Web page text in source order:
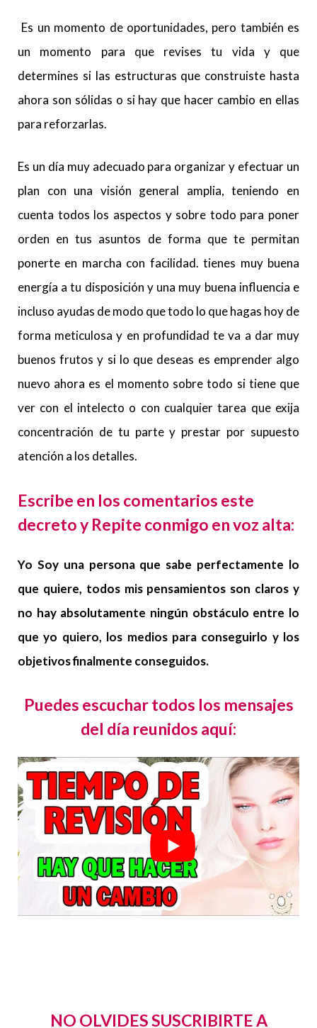
Es un momento de oportunidades, pero también es
un momento para que revises tu vida y que
determines si las estructuras que construiste hasta
ahora son sólidas o si hay que hacer cambio en ellas
para reforzarlas.
Es un día muy adecuado para organizar y efectuar un
plan con una visión general amplia, teniendo en
cuenta todos los aspectos y sobre todo para poner
orden en tus asuntos de forma que te permitan
ponerte en marcha con facilidad. tienes muy buena
energía a tu disposición y una muy buena influencia e
incluso ayudas de modo que todo lo que hagas hoy de
forma meticulosa y en profundidad te va a dar muy
buenos frutos y si lo que deseas es emprender algo
nuevo ahora es el momento sobre todo si tiene que
ver con el intelecto o con cualquier tarea que exija
concentración de tu parte y prestar por supuesto
atención a los detalles.
Escribe en los comentarios este
decreto y Repite conmigo en voz alta:
Yo Soy una persona que sabe perfectamente lo
que quiere, todos mis pensamientos son claros y
no hay absolutamente ningún obstáculo entre lo
que yo quiero, los medios para conseguirlo y los
objetivos finalmente conseguidos.
Puedes escuchar todos los mensajes
del día reunidos aquí:
NO OLVIDES SUSCRIBIRTE A